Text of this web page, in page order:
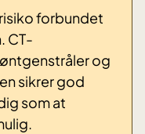
forbundet
CT-
og
sikrer god
som at